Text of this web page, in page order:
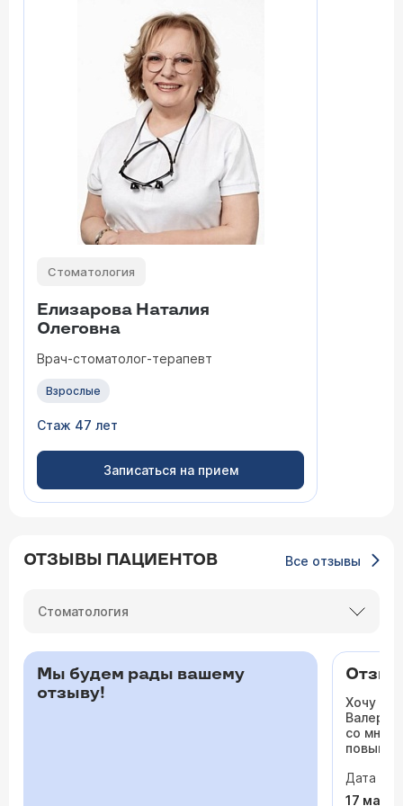
Стоматология
Елизарова Наталия
Олеговна
Врач-стоматолог-терапевт
Взрослые
Стаж 47 лет
Записаться на прием
ОТЗЫВЫ ПАЦИЕНТОВ Все отзывы
Стоматология
Мы будем рады вашему
отзыву!
Хочу
со мной
сердца.
раз
Дата
17 мая